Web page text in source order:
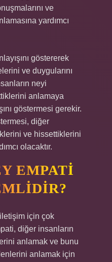
ve
yardımcı
göstererek
ve duygularını
neyi
anlamaya
göstermesi gerekir.
diğer
ve hissettiklerini
olacaktır.
EMPATI
için çok
diğer insanların
anlamak ve bunu
anlamak için